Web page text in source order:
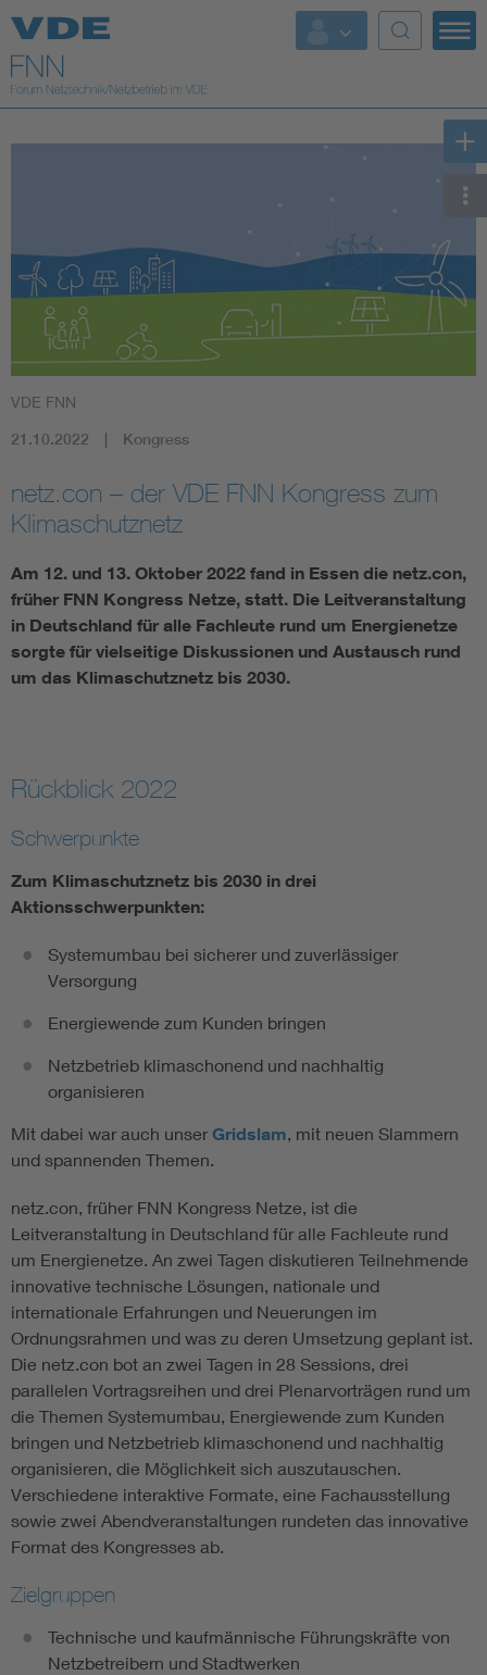
Top Themen
Fokusthemen
Health
Mobility
Vom Netz zum System
Digitalisierung und Metering
Versorgungsqualität Stromnetze
Regelsetzung
VDE FNN
21.10.2022 Kongress
netz.con – der VDE FNN Kongress zum
Klimaschutznetz
Am 12. und 13. Oktober 2022 fand in Essen die netz.con,
früher FNN Kongress Netze, statt. Die Leitveranstaltung
in Deutschland für alle Fachleute rund um Energienetze
sorgte für vielseitige Diskussionen und Austausch rund
um das Klimaschutznetz bis 2030.
Rückblick 2022
Schwerpunkte
Zum Klimaschutznetz bis 2030 in drei
Aktionsschwerpunkten:
Systemumbau bei sicherer und zuverlässiger
Versorgung
Energiewende zum Kunden bringen
Netzbetrieb klimaschonend und nachhaltig
organisieren
Mit dabei war auch unserGridslam, mit neuen Slammern
und spannenden Themen.
netz.con, früher FNN Kongress Netze, ist die
Leitveranstaltung in Deutschland für alle Fachleute rund
um Energienetze. An zwei Tagen diskutieren Teilnehmende
innovative technische Lösungen, nationale und
internationale Erfahrungen und Neuerungen im
Ordnungsrahmen und was zu deren Umsetzung geplant ist.
Die netz.con bot an zwei Tagen in 28 Sessions, drei
parallelen Vortragsreihen und drei Plenarvorträgen rund um
die Themen Systemumbau, Energiewende zum Kunden
bringen und Netzbetrieb klimaschonend und nachhaltig
organisieren, die Möglichkeit sich auszutauschen.
Verschiedene interaktive Formate, eine Fachausstellung
sowie zwei Abendveranstaltungen rundeten das innovative
Format des Kongresses ab.
Zielgruppen
Technische und kaufmännische Führungskräfte von
Netzbetreibern und Stadtwerken